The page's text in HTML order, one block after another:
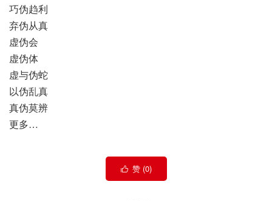
巧伪趋利
弃伪从真
虚伪会
虚伪体
虚与伪蛇
以伪乱真
真伪莫辨
更多…
 赞 (0)